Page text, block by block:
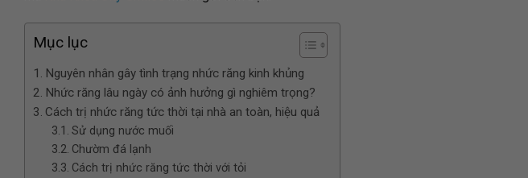
Mục lục
Nguyên nhân gây tình trạng nhức răng kinh khủng
Nhức răng lâu ngày có ảnh hưởng gì nghiêm trọng?
Cách trị nhức răng tức thời tại nhà an toàn, hiệu quả
Sử dụng nước muối
Chườm đá lạnh
Cách trị nhức răng tức thời với tỏi